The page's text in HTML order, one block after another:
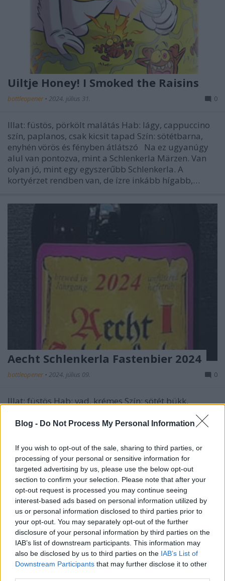
Blog - Do Not Process My Personal Information
If you wish to opt-out of the sale, sharing to third parties, or
processing of your personal or sensitive information for
targeted advertising by us, please use the below opt-out
section to confirm your selection. Please note that after your
opt-out request is processed you may continue seeing
interest-based ads based on personal information utilized by
us or personal information disclosed to third parties prior to
your opt-out. You may separately opt-out of the further
disclosure of your personal information by third parties on the
IAB’s list of downstream participants. This information may
also be disclosed by us to third parties on the IAB’s List of
Downstream Participants that may further disclose it to other
Uiltje Honey! I Smoked the Raisins
bottleopener • 2024. július 31. 0
Illat: füstös, pörkölt malátás Hab: lágy, cappuccino
szín, paplanos, csak kicsit tapad Szín: sötétbarna,
enyhén vörös és fényben átlátszó Na ez ugyanúgy
alul van pontozva, mint a Schlenkerla Märzen. Van
olyan jó, mint egy egyszerűbb Schlenkerla. A
kortyérzet rendben van, de ízre inkább hígabb,…
Aecht Schlenkerla Fastenbier 2024
bottleopener • 2024. július 09. 0
Illat: füstös Hab: vad, krémes Szín: sötét bükk,
karamell, már inkább mahagóni, mint borostyán A
többi Schlenkerlához képest visszafogottabb a
quadrupeléhez mérhető. Ezzel én is kihúztam volna
a Hamvazószerda és a Húsvét közötti böjtöt. A jó kis
bajor…